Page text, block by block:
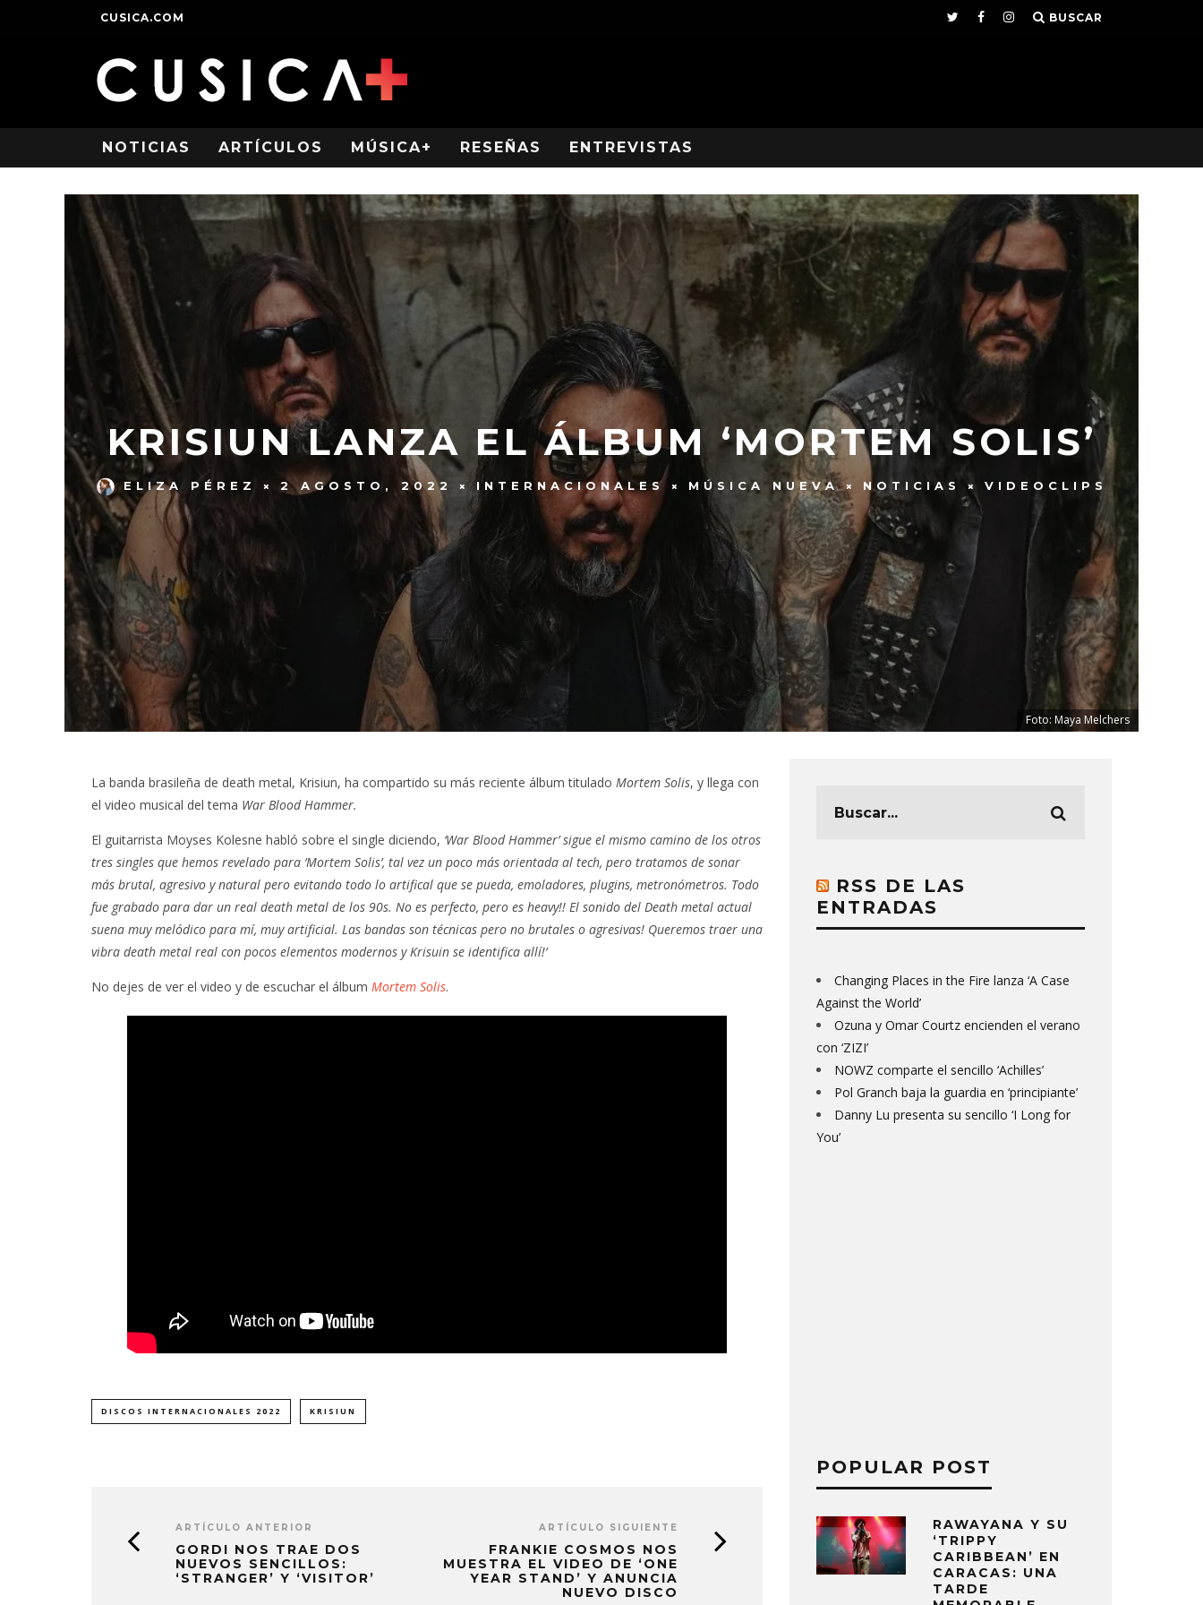
CUSICA.COM BUSCAR
NOTICIAS ARTÍCULOS MÚSICA+ RESEÑAS ENTREVISTAS
KRISIUN LANZA EL ÁLBUM ‘MORTEM SOLIS’
ELIZA PÉREZ 2 AGOSTO, 2022 INTERNACIONALES MÚSICA NUEVA NOTICIAS VIDEOCLIPS
Foto: Maya Melchers
La banda brasileña de death metal, Krisiun, ha compartido su más reciente álbum titulado Mortem Solis, y llega con
el video musical del tema War Blood Hammer.
El guitarrista Moyses Kolesne habló sobre el single diciendo, ‘War Blood Hammer’ sigue el mismo camino de los otros
tres singles que hemos revelado para ‘Mortem Solis’, tal vez un poco más orientada al tech, pero tratamos de sonar
más brutal, agresivo y natural pero evitando todo lo artifical que se pueda, emoladores, plugins, metronómetros. Todo
fue grabado para dar un real death metal de los 90s. No es perfecto, pero es heavy!! El sonido del Death metal actual
suena muy melódico para mí, muy artificial. Las bandas son técnicas pero no brutales o agresivas! Queremos traer una
vibra death metal real con pocos elementos modernos y Krisuin se identifica allí!’
No dejes de ver el video y de escuchar el álbum Mortem Solis.
DISCOS INTERNACIONALES 2022 KRISIUN
ARTÍCULO ANTERIOR
GORDI NOS TRAE DOS
NUEVOS SENCILLOS:
‘STRANGER’ Y ‘VISITOR’
ARTÍCULO SIGUIENTE
FRANKIE COSMOS NOS
MUESTRA EL VIDEO DE ‘ONE
YEAR STAND’ Y ANUNCIA
NUEVO DISCO
RSS DE LAS
ENTRADAS
Changing Places in the Fire lanza ‘A Case
Against the World’
Ozuna y Omar Courtz encienden el verano
con ‘ZIZI’
NOWZ comparte el sencillo ‘Achilles’
Pol Granch baja la guardia en ‘principiante’
Danny Lu presenta su sencillo ‘I Long for
You’
POPULAR POST
RAWAYANA Y SU
‘TRIPPY
CARIBBEAN’ EN
CARACAS: UNA
TARDE